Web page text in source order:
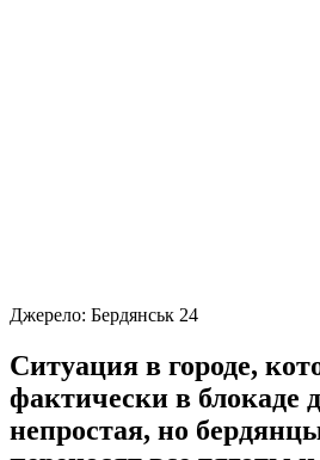
Джерело: Бердянськ 24
Ситуация в городе,
фактически в блокаде
непростая, но